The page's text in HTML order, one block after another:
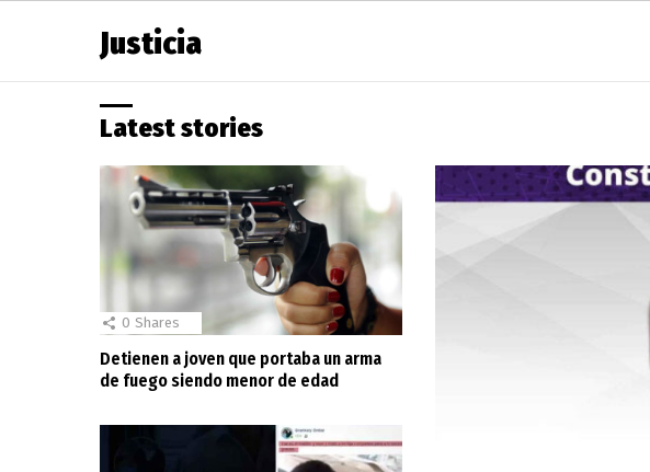
Justicia
Latest stories
0 Shares
Detienen a joven que portaba un arma
de fuego siendo menor de edad